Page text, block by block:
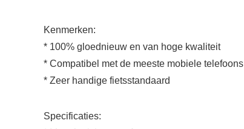
Kenmerken:
* 100% gloednieuw en van hoge kwaliteit
* Compatibel met de meeste mobiele telefoons
* Zeer handige fietsstandaard
Specificaties: